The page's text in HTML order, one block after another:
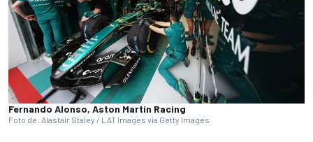
Fernando Alonso, Aston Martin Racing
Foto de: Alastair Staley / LAT Images via Getty Images